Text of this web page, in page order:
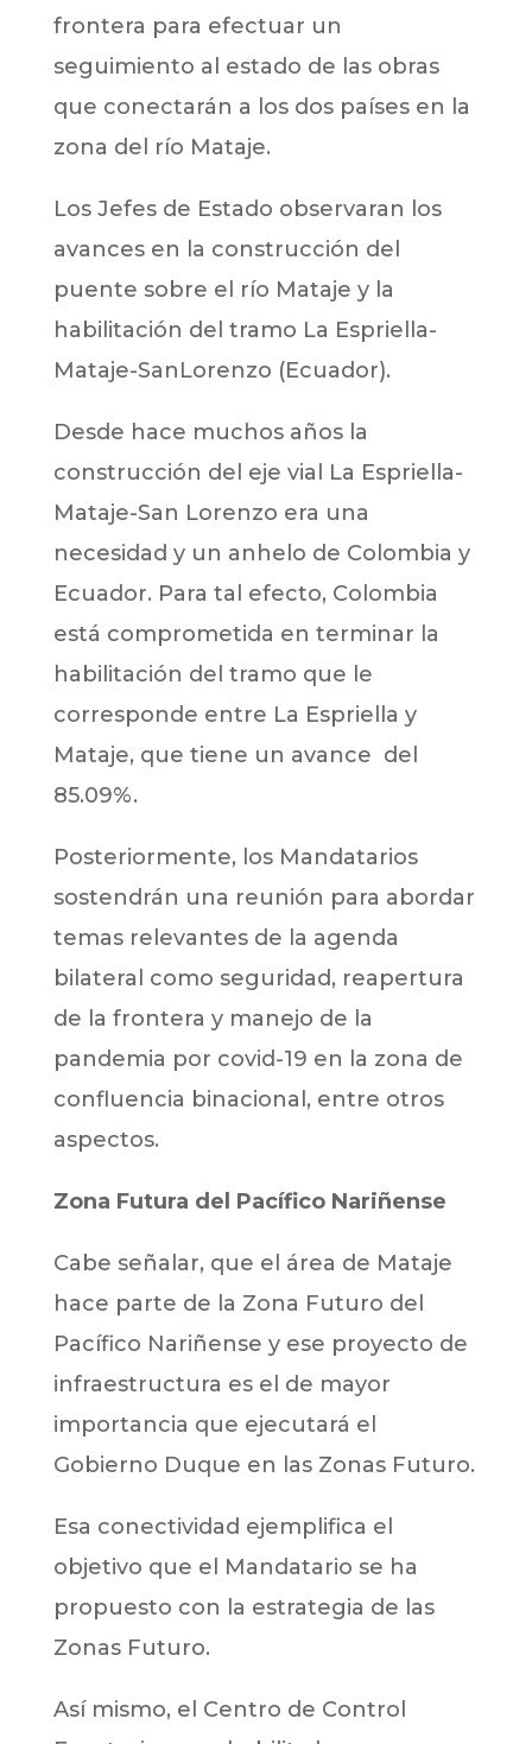
frontera para efectuar un
seguimiento al estado de las obras
que conectarán a los dos países en la
zona del río Mataje.
Los Jefes de Estado observaran los
avances en la construcción del
puente sobre el río Mataje y la
habilitación del tramo La Espriella-
Mataje-SanLorenzo (Ecuador).
Desde hace muchos años la
construcción del eje vial La Espriella-
Mataje-San Lorenzo era una
necesidad y un anhelo de Colombia y
Ecuador. Para tal efecto, Colombia
está comprometida en terminar la
habilitación del tramo que le
corresponde entre La Espriella y
Mataje, que tiene un avance del
85.09%.
Posteriormente, los Mandatarios
sostendrán una reunión para abordar
temas relevantes de la agenda
bilateral como seguridad, reapertura
de la frontera y manejo de la
pandemia por covid-19 en la zona de
confluencia binacional, entre otros
aspectos.
Zona Futura del Pacífico Nariñense
Cabe señalar, que el área de Mataje
hace parte de la Zona Futuro del
Pacífico Nariñense y ese proyecto de
infraestructura es el de mayor
importancia que ejecutará el
Gobierno Duque en las Zonas Futuro.
Esa conectividad ejemplifica el
objetivo que el Mandatario se ha
propuesto con la estrategia de las
Zonas Futuro.
Así mismo, el Centro de Control